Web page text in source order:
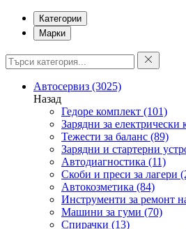
Категории
Марки
Автосервиз (3025)
Назад
Гедоре комплект (101)
Зарядни за електрически
Тежести за баланс (89)
Зарядни и стартерни
Автодиагностика (11)
Скоби и преси за лагери
Автокозметика (84)
Инструменти за ремонт
Машини за гуми (70)
Спирачки (13)